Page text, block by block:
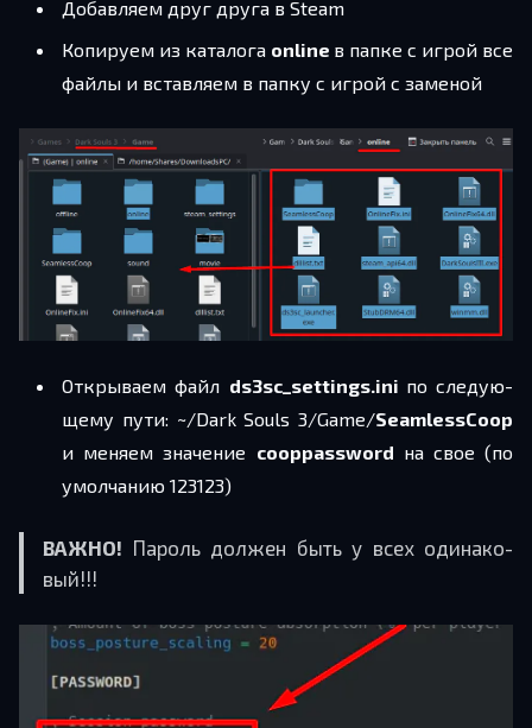
До­бав­ля­ем друг друга в Steam
Ко­пи­ру­ем из ка­та­ло­га online в папке с игрой все
файлы и встав­ля­ем в папку с игрой с за­ме­ной
От­кры­ва­ем файл ds3sc_settings.ini по сле­ду­ю­
ще­му пути: ~/​Dark Souls 3/​Game/​SeamlessCoop
и ме­ня­ем зна­че­ние cooppassword на свое (по
умол­ча­нию 123123)
ВАЖНО! Па­роль дол­жен быть у всех оди­на­ко­
вый!!!